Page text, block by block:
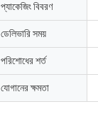
প্যাকেজিং বিবরণ
ডেলিভারি সময়
পরিশোধের শর্ত
যোগানের ক্ষমতা